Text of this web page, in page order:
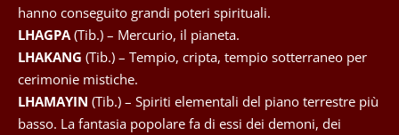
hanno conseguito grandi poteri spirituali.
LHAGPA (Tib.) – Mercurio, il pianeta.
LHAKANG (Tib.) – Tempio, cripta, tempio sotterraneo per
cerimonie mistiche.
LHAMAYIN (Tib.) – Spiriti elementali del piano terrestre più
basso. La fantasia popolare fa di essi dei demoni, dei